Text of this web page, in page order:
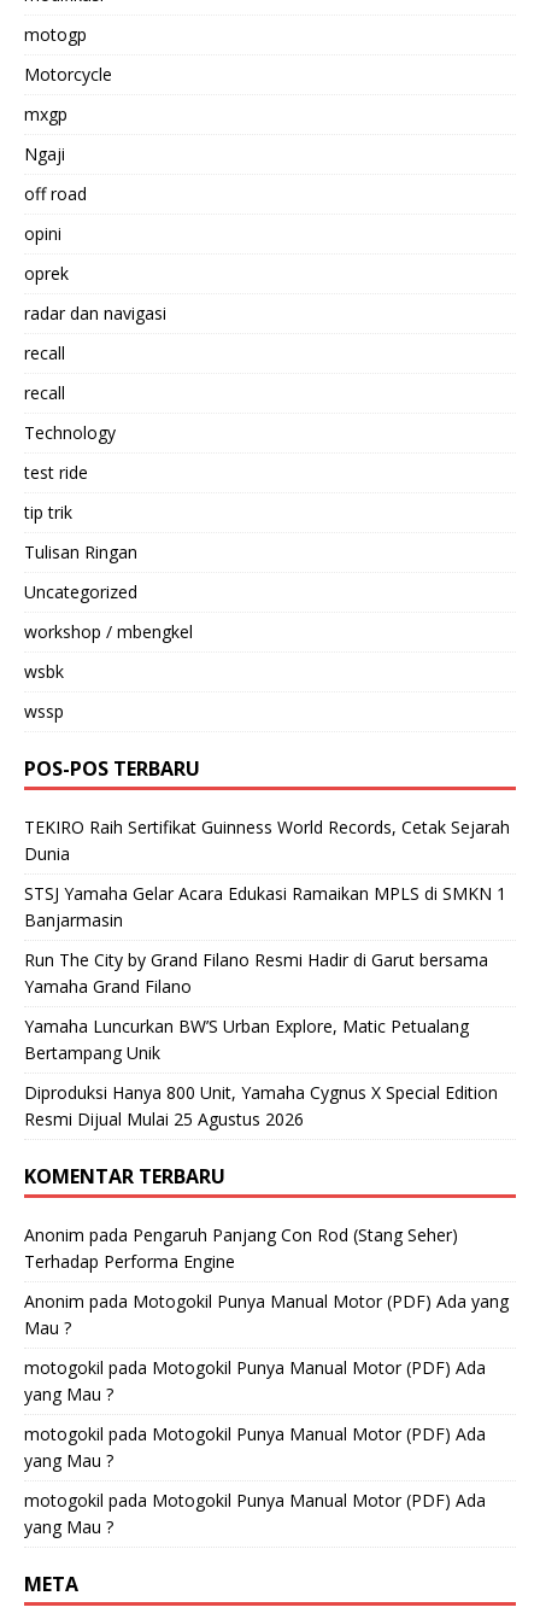
motogp
Motorcycle
mxgp
Ngaji
off road
opini
oprek
radar dan navigasi
recall
recall
Technology
test ride
tip trik
Tulisan Ringan
Uncategorized
workshop / mbengkel
wsbk
wssp
POS-POS TERBARU
TEKIRO Raih Sertifikat Guinness World Records, Cetak Sejarah
Dunia
STSJ Yamaha Gelar Acara Edukasi Ramaikan MPLS di SMKN 1
Banjarmasin
Run The City by Grand Filano Resmi Hadir di Garut bersama
Yamaha Grand Filano
Yamaha Luncurkan BW’S Urban Explore, Matic Petualang
Bertampang Unik
Diproduksi Hanya 800 Unit, Yamaha Cygnus X Special Edition
Resmi Dijual Mulai 25 Agustus 2026
KOMENTAR TERBARU
Anonim pada Pengaruh Panjang Con Rod (Stang Seher)
Terhadap Performa Engine
Anonim pada Motogokil Punya Manual Motor (PDF) Ada yang
Mau ?
motogokil pada Motogokil Punya Manual Motor (PDF) Ada
yang Mau ?
motogokil pada Motogokil Punya Manual Motor (PDF) Ada
yang Mau ?
motogokil pada Motogokil Punya Manual Motor (PDF) Ada
yang Mau ?
META